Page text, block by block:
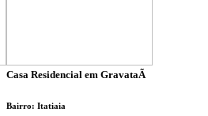
Casa Residencial em GravataÃ­
Bairro: Itatiaia